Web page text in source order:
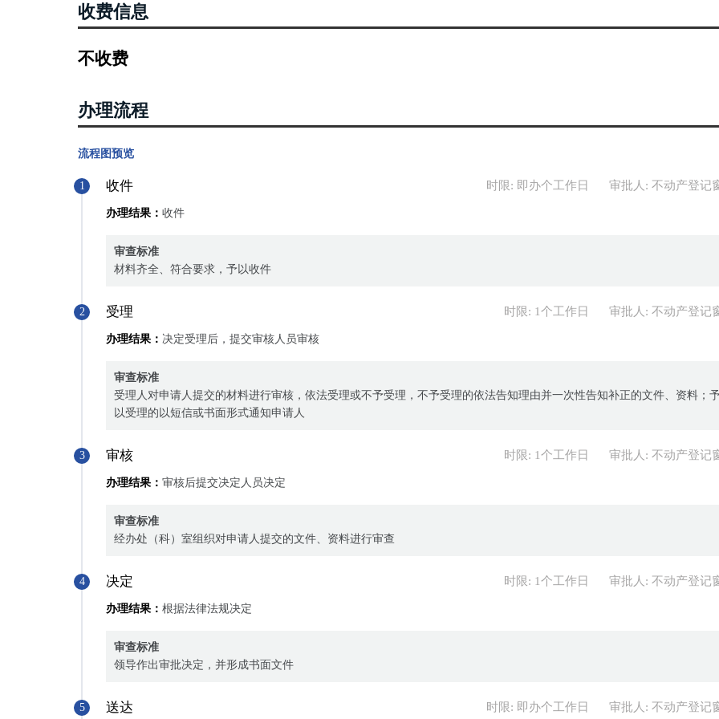
第三十三条依法取得国有建设用地使用权，可以单独申请国有建设用地使用权登记。
四、《不动产登记操作规范（试行）》（国土资规〔2016〕6号）9 国有建设用地使用权及房屋所有权登记9.2 变更登记9.2.1 适
1权利人姓名或者名称、身份证明类型或者身份证明号码发生变化的；
2不动产坐落、界址、用途、面积等状况发生变化的；
3国有建设用地使用权的权利期限发生变化的；
5法律、行政法规规定的其他情形。
收费信息
不收费
办理流程
流程图预览
1 收件 时限: 即办个工作日 审批人: 不动产登记
办理结果： 收件
审查标准
材料齐全、符合要求，予以收件
2 受理 时限: 1个工作日 审批人: 不动产登记
办理结果： 决定受理后，提交审核人员审核
审查标准
受理人对申请人提交的材料进行审核，依法受理或不予受理，不予受理的依法告知理由并一次性告知补正的文件、资料；
以受理的以短信或书面形式通知申请人
3 审核 时限: 1个工作日 审批人: 不动产登记
办理结果： 审核后提交决定人员决定
审查标准
经办处（科）室组织对申请人提交的文件、资料进行审查
4 决定 时限: 1个工作日 审批人: 不动产登记
办理结果： 根据法律法规决定
审查标准
领导作出审批决定，并形成书面文件
5 送达 时限: 即办个工作日 审批人: 不动产登记